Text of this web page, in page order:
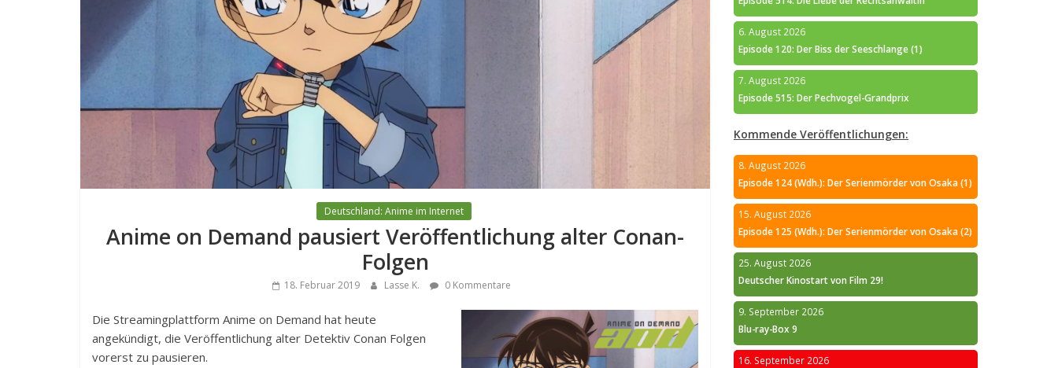
Deutschland: Anime im Internet
Anime on Demand pausiert Veröffentlichung alter Conan-
Folgen
18. Februar 2019 Lasse K. 0 Kommentare
Die Streamingplattform Anime on Demand hat heute
angekündigt, die Veröffentlichung alter Detektiv Conan Folgen
vorerst zu pausieren.
6. August 2026
Episode 120: Der Biss der Seeschlange (1)
7. August 2026
Episode 515: Der Pechvogel-Grandprix
Kommende Veröffentlichungen:
8. August 2026
Episode 124 (Wdh.): Der Serienmörder von Osaka (1)
15. August 2026
Episode 125 (Wdh.): Der Serienmörder von Osaka (2)
25. August 2026
Deutscher Kinostart von Film 29!
9. September 2026
Blu-ray-Box 9
16. September 2026